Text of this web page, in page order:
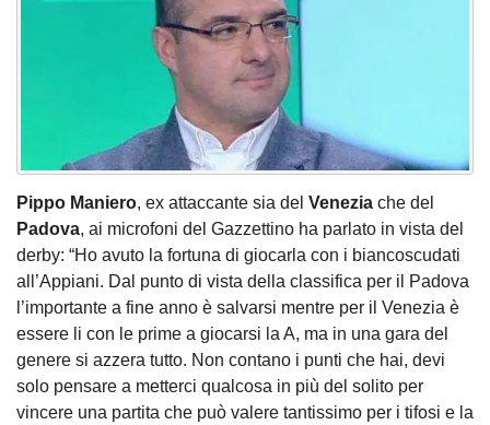
Pippo Maniero, ex attaccante sia del Venezia che del
Padova, ai microfoni del Gazzettino ha parlato in vista del
derby: “Ho avuto la fortuna di giocarla con i biancoscudati
all’Appiani. Dal punto di vista della classifica per il Padova
l’importante a fine anno è salvarsi mentre per il Venezia è
essere li con le prime a giocarsi la A, ma in una gara del
genere si azzera tutto. Non contano i punti che hai, devi
solo pensare a metterci qualcosa in più del solito per
vincere una partita che può valere tantissimo per i tifosi e la